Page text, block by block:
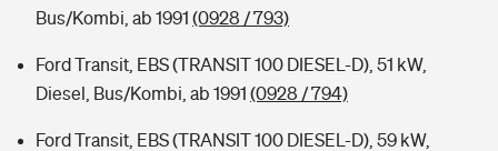
Bus/Kombi, ab 1991 (0928 / 793)
Ford Transit, EBS (TRANSIT 100 DIESEL-D), 51 kW,
Diesel, Bus/Kombi, ab 1991 (0928 / 794)
Ford Transit, EBS (TRANSIT 100 DIESEL-D), 59 kW,